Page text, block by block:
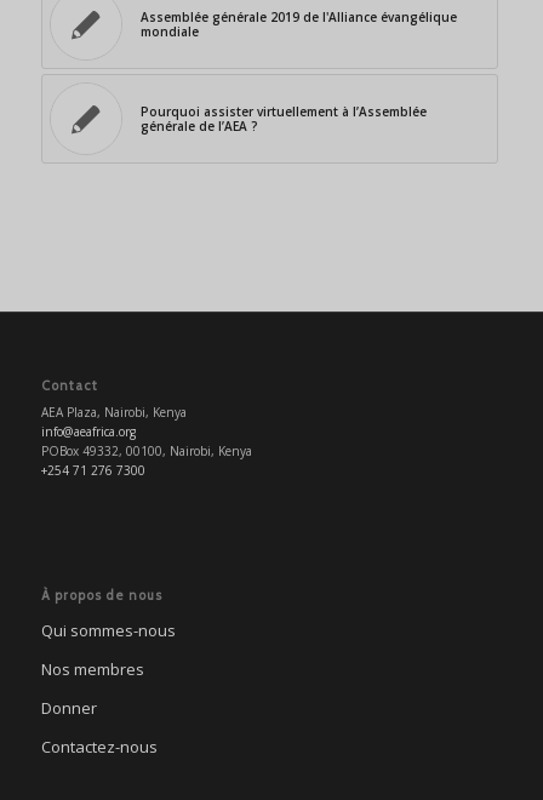
Assemblée générale 2019 de l'Alliance évangélique
mondiale
Pourquoi assister virtuellement à l’Assemblée
générale de l’AEA ?
Contact
AEA Plaza, Nairobi, Kenya
info@aeafrica.org
POBox 49332, 00100, Nairobi, Kenya
+254 71 276 7300
À propos de nous
Qui sommes-nous
Nos membres
Donner
Contactez-nous